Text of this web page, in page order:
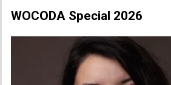
WOCODA Special 2026